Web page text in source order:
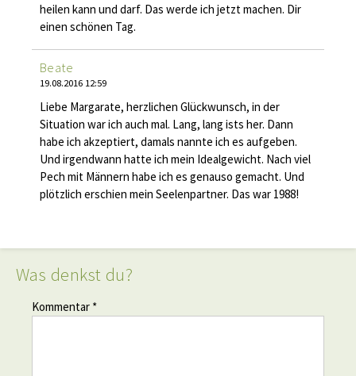
heilen kann und darf. Das werde ich jetzt machen. Dir
einen schönen Tag.
Beate
19.08.2016 12:59
Liebe Margarate, herzlichen Glückwunsch, in der
Situation war ich auch mal. Lang, lang ists her. Dann
habe ich akzeptiert, damals nannte ich es aufgeben.
Und irgendwann hatte ich mein Idealgewicht. Nach viel
Pech mit Männern habe ich es genauso gemacht. Und
plötzlich erschien mein Seelenpartner. Das war 1988!
Was denkst du?
Kommentar *